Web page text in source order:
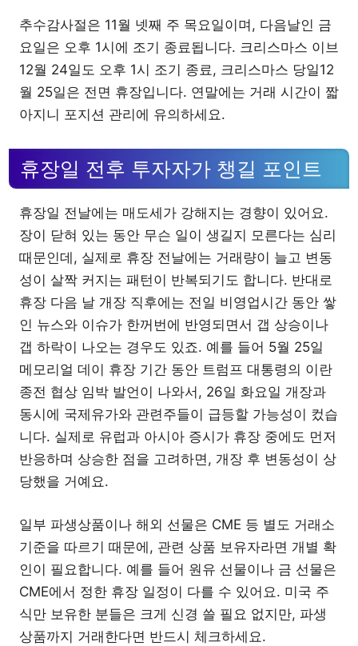
추수감사절은 11월 넷째 주 목요일이며, 다음날인 금
요일은 오후 1시에 조기 종료됩니다. 크리스마스 이브
12월 24일도 오후 1시 조기 종료, 크리스마스 당일12
월 25일은 전면 휴장입니다. 연말에는 거래 시간이 짧
아지니 포지션 관리에 유의하세요.
휴장일 전후 투자자가 챙길 포인트
휴장일 전날에는 매도세가 강해지는 경향이 있어요.
장이 닫혀 있는 동안 무슨 일이 생길지 모른다는 심리
때문인데, 실제로 휴장 전날에는 거래량이 늘고 변동
성이 살짝 커지는 패턴이 반복되기도 합니다. 반대로
휴장 다음 날 개장 직후에는 전일 비영업시간 동안 쌓
인 뉴스와 이슈가 한꺼번에 반영되면서 갭 상승이나
갭 하락이 나오는 경우도 있죠. 예를 들어 5월 25일
메모리얼 데이 휴장 기간 동안 트럼프 대통령의 이란
종전 협상 임박 발언이 나와서, 26일 화요일 개장과
동시에 국제유가와 관련주들이 급등할 가능성이 컸습
니다. 실제로 유럽과 아시아 증시가 휴장 중에도 먼저
반응하며 상승한 점을 고려하면, 개장 후 변동성이 상
당했을 거예요.
일부 파생상품이나 해외 선물은 CME 등 별도 거래소
기준을 따르기 때문에, 관련 상품 보유자라면 개별 확
인이 필요합니다. 예를 들어 원유 선물이나 금 선물은
CME에서 정한 휴장 일정이 다를 수 있어요. 미국 주
식만 보유한 분들은 크게 신경 쓸 필요 없지만, 파생
상품까지 거래한다면 반드시 체크하세요.